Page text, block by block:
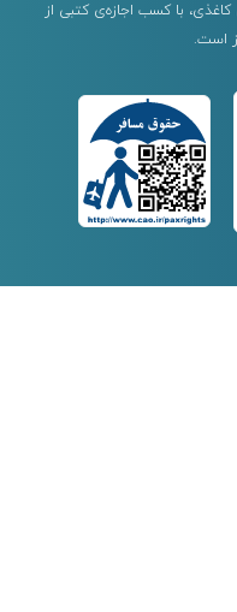
با کسب اجازه‌ی کتبی از
است.